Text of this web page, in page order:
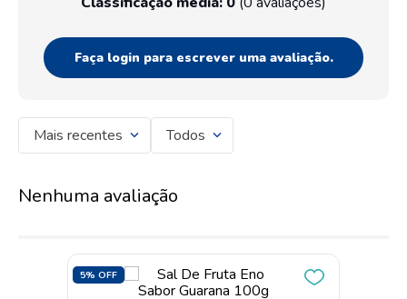
Faça login para escrever uma avaliação.
Mais recentes Todos
Nenhuma avaliação
5% OFF